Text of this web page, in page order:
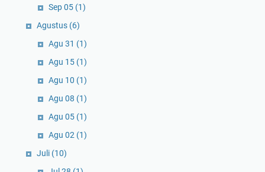
Sep 05 (1)
Agustus (6)
Agu 31 (1)
Agu 15 (1)
Agu 10 (1)
Agu 08 (1)
Agu 05 (1)
Agu 02 (1)
Juli (10)